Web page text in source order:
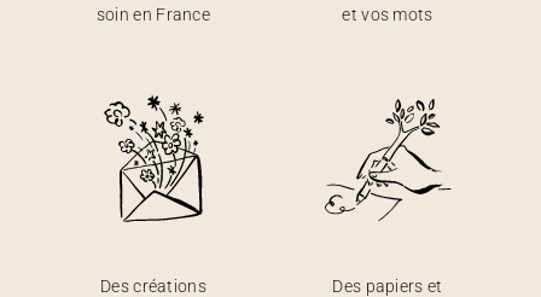
soin en France
et vos mots
Des créations
Des papiers et